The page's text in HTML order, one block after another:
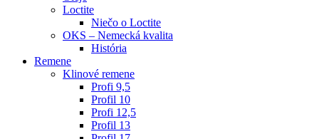
Loctite
Niečo o Loctite
OKS – Nemecká kvalita
História
Remene
Klinové remene
Profi 9,5
Profil 10
Profi 12,5
Profil 13